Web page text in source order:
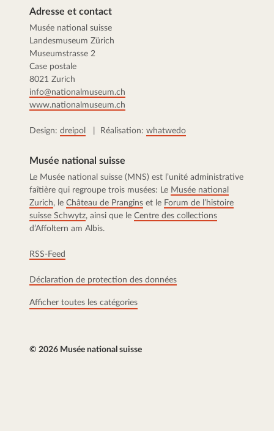
Adresse et contact
Musée national suisse
Landesmuseum Zürich
Museumstrasse 2
Case postale
8021 Zurich
info@nationalmuseum.ch
www.nationalmuseum.ch
Design: dreipol | Réalisation: whatwedo
Musée national suisse
Le Musée national suisse (MNS) est l’unité administrative
faîtière qui regroupe trois musées: Le Musée national
Zurich, le Château de Prangins et le Forum de l’histoire
suisse Schwytz, ainsi que le Centre des collections
d’Affoltern am Albis.
RSS-Feed
Déclaration de protection des données
Afficher toutes les catégories
© 2026 Musée national suisse